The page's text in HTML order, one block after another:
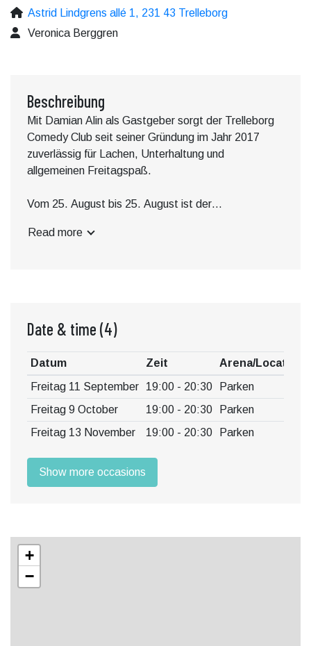
Astrid Lindgrens allé 1, 231 43 Trelleborg
Veronica Berggren
Beschreibung
Mit Damian Alin als Gastgeber sorgt der Trelleborg
Comedy Club seit seiner Gründung im Jahr 2017
zuverlässig für Lachen, Unterhaltung und
allgemeinen Freitagspaß.
Vom 25. August bis 25. August ist der
Center, Norregatan 46.
Read more
Date & time (4)
Datum Zeit
Arena/Location
Freitag 11 September
19:00 - 20:30
Parken
Freitag 9 October
19:00 - 20:30
Parken
Freitag 13 November
19:00 - 20:30 Parken
Show more occasions
+
−